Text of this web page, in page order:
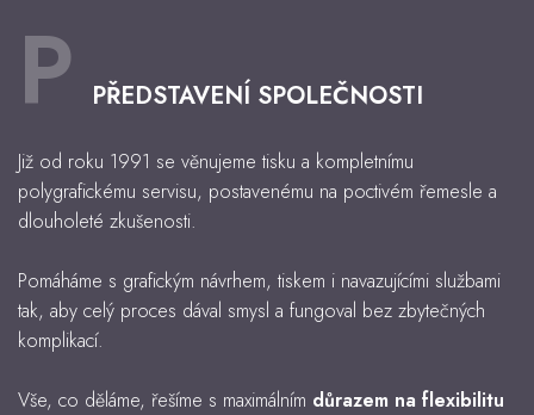
P PŘEDSTAVENÍ SPOLEČNOSTI
Již od roku 1991 se věnujeme tisku a kompletnímu
polygrafickému servisu, postavenému na poctivém řemesle a
dlouholeté zkušenosti.
Pomáháme s grafickým návrhem, tiskem i navazujícími službami
tak, aby celý proces dával smysl a fungoval bez zbytečných
komplikací.
Vše, co děláme, řešíme s maximálním důrazem na flexibilitu